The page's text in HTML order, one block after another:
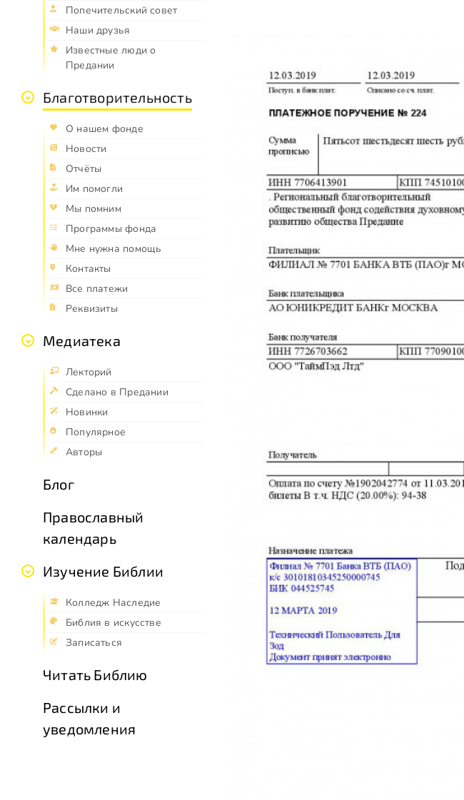
Попечительский совет
Наши друзья
Известные люди о
Предании
Благотворительность
О нашем фонде
Новости
Отчёты
Им помогли
Мы помним
Программы фонда
Мне нужна помощь
Контакты
Все платежи
Реквизиты
Медиатека
Лекторий
Сделано в Предании
Новинки
Популярное
Авторы
Блог
Православный
календарь
Изучение Библии
Колледж Наследие
Библия в искусстве
Записаться
Читать Библию
Рассылки и
уведомления